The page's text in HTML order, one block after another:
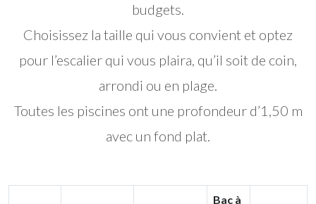
budgets.
Choisissez la taille qui vous convient et optez
pour l’escalier qui vous plaira, qu’il soit de coin,
arrondi ou en plage.
Toutes les piscines ont une profondeur d’1,50 m
avec un fond plat.
Bac à